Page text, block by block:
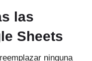
las
Sheets
ninguna